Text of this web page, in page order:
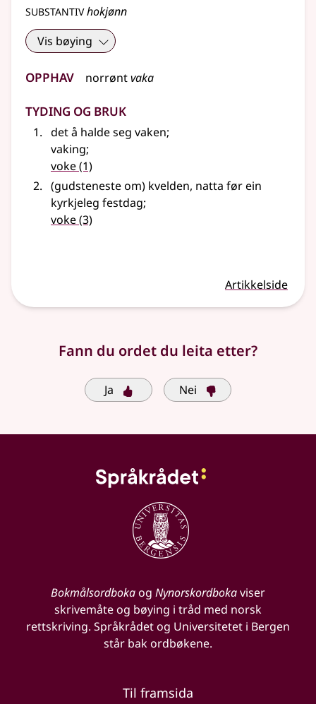
substantivhokjønn
Vis bøying
Opphav norrøntvaka
Tyding og bruk
det å halde seg vaken;
vaking;
voke(1)
(gudsteneste om) kvelden, natta før ein
kyrkjeleg festdag;
voke(3)
Artikkelside
Fann du ordet du leita etter?
Ja Nei
Bokmålsordbokaog Nynorskordbokaviser
skrivemåte og bøying i tråd med norsk
rettskriving. Språkrådet og Universitetet i Bergen
står bak ordbøkene.
Til framsida